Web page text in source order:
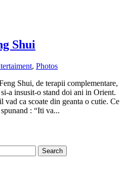
Shui
, Photos
Shui, de terapii complementare,
a insusit-o stand doi ani in Orient.
ca scoate din geanta o cutie. Ce
: “Iti va...